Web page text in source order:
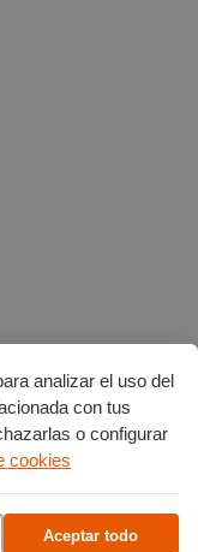
analizar el uso del
con tus
o configurar
cookies
Aceptar todo